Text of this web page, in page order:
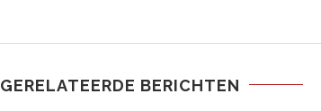
GERELATEERDE BERICHTEN